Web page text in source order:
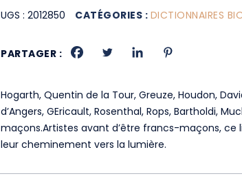
UGS :2012850 CATÉGORIES : DICTIONNAIRES
PARTAGER :
Hogarth, Quentin de la Tour, Greuze, Houdon,
d’Angers, GEricault, Rosenthal, Rops, Bartholdi,
maçons.Artistes avant d’être francs-maçons,
leur cheminement vers la lumière.